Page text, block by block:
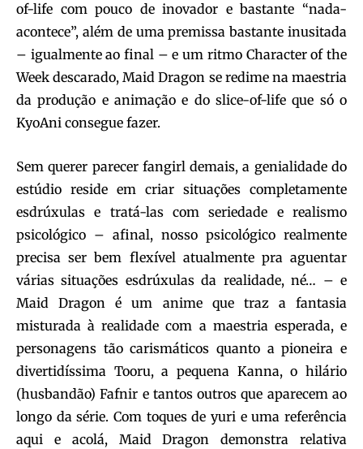
of-life com pouco de inovador e bastante “nada-
acontece”, além de uma premissa bastante inusitada
– igualmente ao final – e um ritmo Character of the
Week descarado, Maid Dragon se redime na maestria
da produção e animação e do slice-of-life que só o
KyoAni consegue fazer.
Sem querer parecer fangirl demais, a genialidade do
estúdio reside em criar situações completamente
esdrúxulas e tratá-las com seriedade e realismo
psicológico – afinal, nosso psicológico realmente
precisa ser bem flexível atualmente pra aguentar
várias situações esdrúxulas da realidade, né… – e
Maid Dragon é um anime que traz a fantasia
misturada à realidade com a maestria esperada, e
personagens tão carismáticos quanto a pioneira e
divertidíssima Tooru, a pequena Kanna, o hilário
(husbandão) Fafnir e tantos outros que aparecem ao
longo da série. Com toques de yuri e uma referência
aqui e acolá, Maid Dragon demonstra relativa